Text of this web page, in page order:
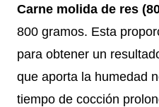
Carne molida de res
800 gramos. Esta
para obtener un
que aporta la humedad
tiempo de cocción